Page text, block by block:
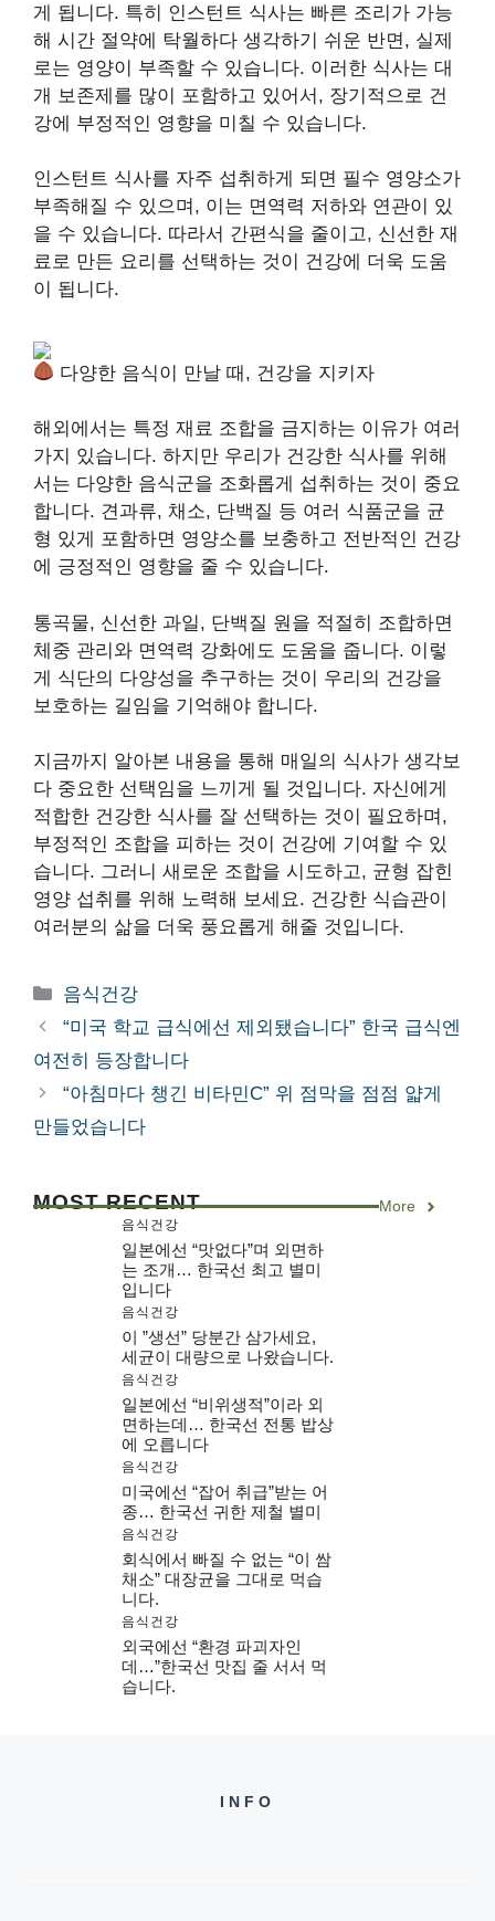
게 됩니다. 특히 인스턴트 식사는 빠른 조리가 가능
해 시간 절약에 탁월하다 생각하기 쉬운 반면, 실제
로는 영양이 부족할 수 있습니다. 이러한 식사는 대
개 보존제를 많이 포함하고 있어서, 장기적으로 건
강에 부정적인 영향을 미칠 수 있습니다.
인스턴트 식사를 자주 섭취하게 되면 필수 영양소가
부족해질 수 있으며, 이는 면역력 저하와 연관이 있
을 수 있습니다. 따라서 간편식을 줄이고, 신선한 재
료로 만든 요리를 선택하는 것이 건강에 더욱 도움
이 됩니다.
다양한 음식이 만날 때, 건강을 지키자
해외에서는 특정 재료 조합을 금지하는 이유가 여러
가지 있습니다. 하지만 우리가 건강한 식사를 위해
서는 다양한 음식군을 조화롭게 섭취하는 것이 중요
합니다. 견과류, 채소, 단백질 등 여러 식품군을 균
형 있게 포함하면 영양소를 보충하고 전반적인 건강
에 긍정적인 영향을 줄 수 있습니다.
통곡물, 신선한 과일, 단백질 원을 적절히 조합하면
체중 관리와 면역력 강화에도 도움을 줍니다. 이렇
게 식단의 다양성을 추구하는 것이 우리의 건강을
보호하는 길임을 기억해야 합니다.
지금까지 알아본 내용을 통해 매일의 식사가 생각보
다 중요한 선택임을 느끼게 될 것입니다. 자신에게
적합한 건강한 식사를 잘 선택하는 것이 필요하며,
부정적인 조합을 피하는 것이 건강에 기여할 수 있
습니다. 그러니 새로운 조합을 시도하고, 균형 잡힌
영양 섭취를 위해 노력해 보세요. 건강한 식습관이
여러분의 삶을 더욱 풍요롭게 해줄 것입니다.
카
테
리
음식건강
“미국 학교 급식에선 제외됐습니다” 한국 급식엔
여전히 등장합니다
“아침마다 챙긴 비타민C” 위 점막을 점점 얇게
만들었습니다
MOST RECENT More
음식건강
일본에선 “맛없다”며 외면하
는 조개… 한국선 최고 별미
입니다
음식건강
이 ”생선” 당분간 삼가세요,
세균이 대량으로 나왔습니다.
음식건강
일본에선 “비위생적”이라 외
면하는데… 한국선 전통 밥상
에 오릅니다
음식건강
미국에선 “잡어 취급”받는 어
종… 한국선 귀한 제철 별미
음식건강
회식에서 빠질 수 없는 “이 쌈
채소” 대장균을 그대로 먹습
니다.
음식건강
외국에선 “환경 파괴자인
데…”한국선 맛집 줄 서서 먹
습니다.
INFO